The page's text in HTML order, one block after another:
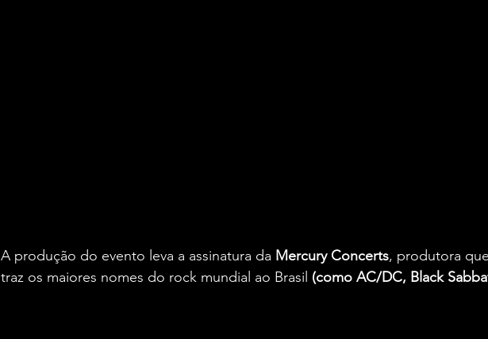
A produção do evento leva a assinatura da Mercury Concerts, produtora
traz os maiores nomes do rock mundial ao Brasil (como AC/DC, Black